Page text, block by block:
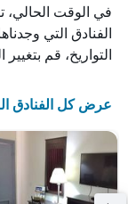
في الوقت الحالي،
الفنادق التي
التواريخ، قم بتغيير
عرض كل الفنادق